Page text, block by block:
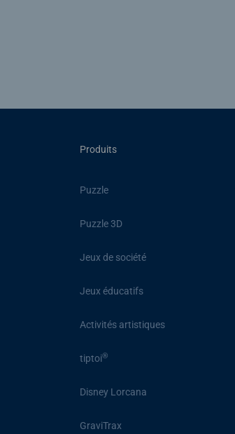
Produits
Puzzle
Puzzle 3D
Jeux de société
Jeux éducatifs
Activités artistiques
tiptoi®
Disney Lorcana
GraviTrax